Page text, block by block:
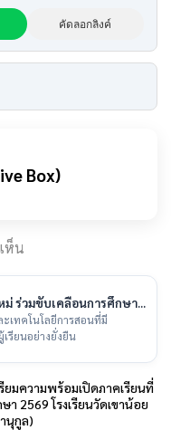
คัดลอกลิงค์
Box)
ห็น
ม่ ร่วมขับเคลื่อนการศึกษา
เทคโนโลยีการสอนที่มี
รียนอย่างยั่งยืน
ยมความพร้อมเปิดภาคเรียนที่
า 2569 โรงเรียนวัดเขาน้อย
นุกูล)